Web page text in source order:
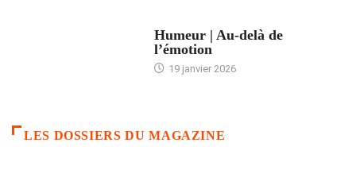
Humeur | Au-delà de
l’émotion
19 janvier 2026
LES DOSSIERS DU MAGAZINE